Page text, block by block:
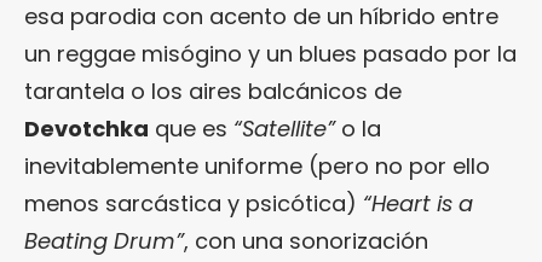
esa parodia con acento de un híbrido entre
un reggae misógino y un blues pasado por la
tarantela o los aires balcánicos de
Devotchka que es “Satellite”o la
inevitablemente uniforme (pero no por ello
menos sarcástica y psicótica) “Heart is a
Beating Drum”, con una sonorización